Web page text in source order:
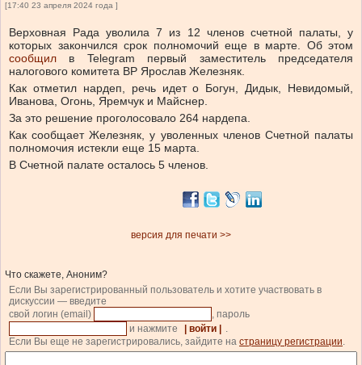
[17:40 23 апреля 2024 года ]
Верховная Рада уволила 7 из 12 членов счетной палаты, у
которых закончился срок полномочий еще в марте. Об этом
сообщил в Telegram первый заместитель председателя
налогового комитета ВР Ярослав Железняк.
Как отметил нардеп, речь идет о Богун, Дидык, Невидомый,
Иванова, Огонь, Яремчук и Майснер.
За это решение проголосовало 264 нардепа.
Как сообщает Железняк, у уволенных членов Счетной палаты
полномочия истекли еще 15 марта.
В Счетной палате осталось 5 членов.
версия для печати >>
Что скажете, Аноним?
Если Вы зарегистрированный пользователь и хотите участвовать в
дискуссии — введите
свой логин (email)
, пароль
и нажмите
| войти |
.
Если Вы еще не зарегистрировались, зайдите на страницу регистрации.